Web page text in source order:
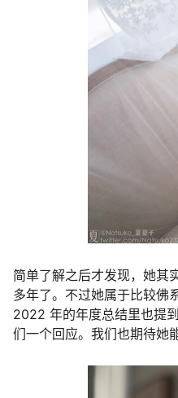
简单了解之后才发现，她其
多年了。不过她属于比较佛
2022 年的年度总结里也提
们一个回应。我们也期待她